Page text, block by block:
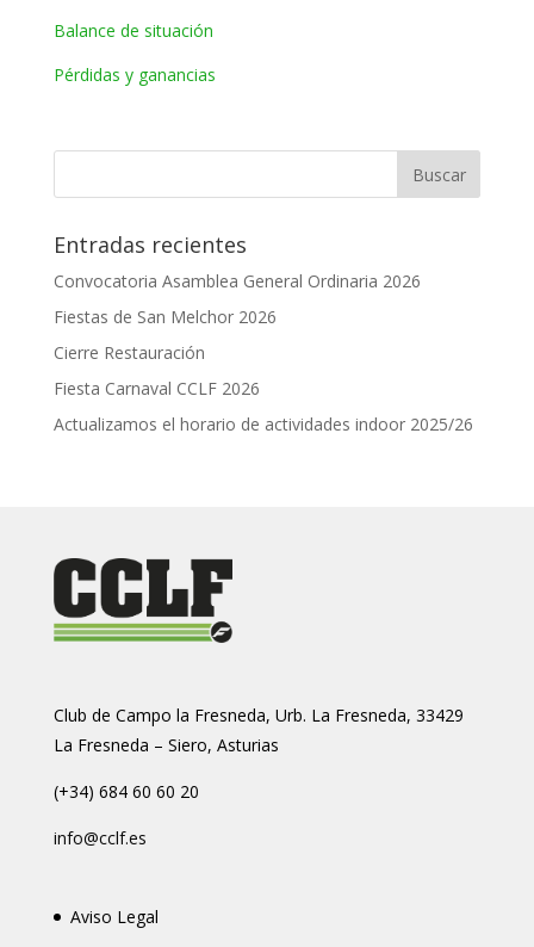
Balance de situación
Pérdidas y ganancias
Entradas recientes
Convocatoria Asamblea General Ordinaria 2026
Fiestas de San Melchor 2026
Cierre Restauración
Fiesta Carnaval CCLF 2026
Actualizamos el horario de actividades indoor 2025/26
Club de Campo la Fresneda, Urb. La Fresneda, 33429
La Fresneda – Siero, Asturias
(+34) 684 60 60 20
info@cclf.es
Aviso Legal